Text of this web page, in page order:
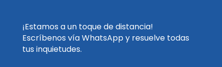
¡Estamos a un toque de distancia!
Escríbenos vía WhatsApp y resuelve todas
tus inquietudes.